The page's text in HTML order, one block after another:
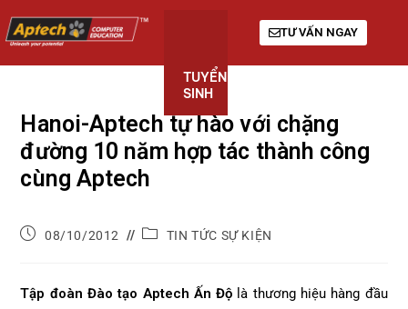
TUYỂN
SINH
TƯ VẤN NGAY
Hanoi-Aptech tự hào với chặng
đường 10 năm hợp tác thành công
cùng Aptech
08/10/2012 TIN TỨC SỰ KIỆN
Tập đoàn Đào tạo Aptech Ấn Độ là thương hiệu hàng đầu